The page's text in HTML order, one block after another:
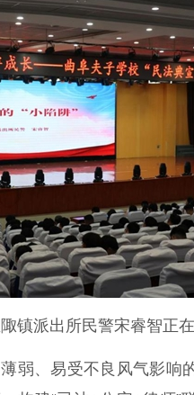
镇派出所民警宋睿智正
、易受不良风气影响